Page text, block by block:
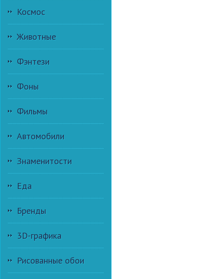
Космос
Животные
Фэнтези
Фоны
Фильмы
Автомобили
Знаменитости
Еда
Бренды
3D-графика
Рисованные обои